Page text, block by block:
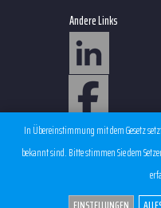
Andere Links
Sales condition EMS
Personal data protection
In Übereinstimmung mit dem Gesetz
bekannt sind. Bitte stimmen Sie dem